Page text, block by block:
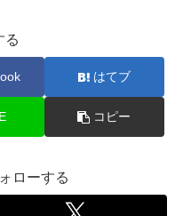
る
はてブ
コピー
ローする